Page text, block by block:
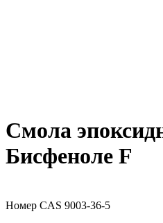
Смола
Бисфеноле F
Номер CAS 9003-36-5